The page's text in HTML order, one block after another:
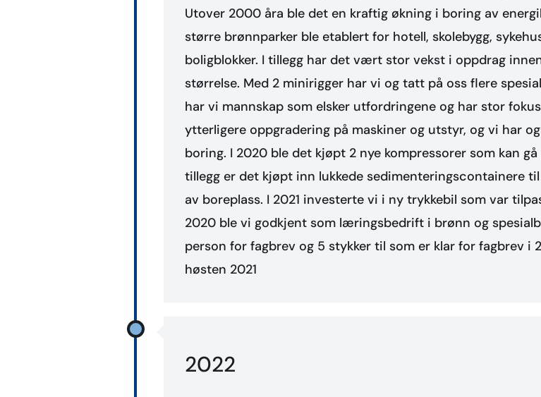
Utover 2000 åra ble det en kraftig økning i boring av
større brønnparker ble etablert for hotell, skolebygg,
boligblokker. I tillegg har det vært stor vekst i oppdrag
størrelse. Med 2 minirigger har vi og tatt på oss flere
har vi mannskap som elsker utfordringene og har stor
ytterligere oppgradering på maskiner og utstyr, og vi har
boring. I 2020 ble det kjøpt 2 nye kompressorer som kan
tillegg er det kjøpt inn lukkede sedimenteringscontainere
av boreplass. I 2021 investerte vi i ny trykkebil som var
2020 ble vi godkjent som læringsbedrift i brønn og
person for fagbrev og 5 stykker til som er klar for fagbrev i
høsten 2021
2022